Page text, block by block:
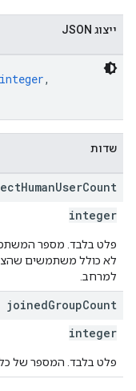
ייצוג JSON
integer,
שדות
HumanUserCount
integer
פלט בלבד. מספר
לא כולל משתמשים
למרחב.
joinedGroupCount
integer
פלט בלבד. המספר של